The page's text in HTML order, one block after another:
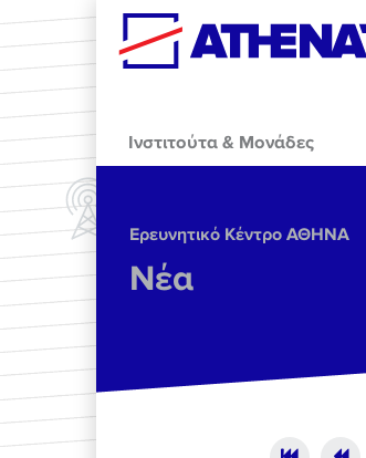
Skip to main content
Ινστιτούτα & Μονάδες
Ερευνητικό Κέντρο ΑΘΗΝΑ
Νέα